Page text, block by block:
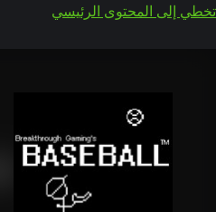
تخطي إلى المحتوى الرئيسي